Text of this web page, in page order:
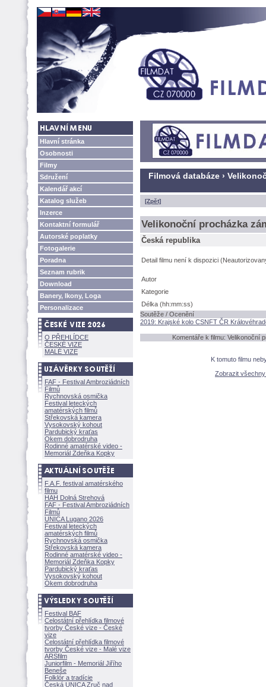
Hlavní stránka
Osobnosti
Filmy
Sdružení
Kalendář akcí
Katalog služeb
Inzerce
Kontaktní formulář
Autorské poplatky
Fotogalerie
Poradna
Seznam rubrik
Download
Banery, Ikony, Loga
Personalizace
O PŘEHLÍDCE
ČESKÉ VIZE
MALÉ VIZE
FAF - Festival Ambroziádních
Filmů
Rychnovská osmička
Festival leteckých
amatérských filmů
Střekovská kamera
Vysokovský kohout
Pardubický kraťas
Okem dobrodruha
Rodinné amatérské video -
Memoriál Zdeňka Kopky
F.A.F. festival amatérského
filmu
HAH Dolná Strehov
FAF - Festival Ambroziádních
Filmů
UNICA Lugano 2026
Festival leteckých
amatérských filmů
Rychnovská osmička
Střekovská kamera
Rodinné amatérské video -
Memoriál Zdeňka Kopky
Pardubický kraťas
Vysokovský kohout
Okem dobrodruha
Festival BAF
Celostátní přehlídka filmové
tvorby České vize - České
vize
Celostátní přehlídka filmové
tvorby České vize - Malé vize
ARSfilm
Juniorfilm - Memoriál Jiřího
Beneše
Folklór a tradície
Česká UNICA Zruč nad
Filmová databáze ›
[Zpět]
Velikonoční procházka
Česká republika
Detail filmu není k dispozici
Autor
Kategorie
Délka (hh:mm:ss)
Soutěže / Ocenění
2019: Krajské kolo CSNFT ČR
Komentáře k filmu: Velikonoční
K tomuto filmu
Zobrazit